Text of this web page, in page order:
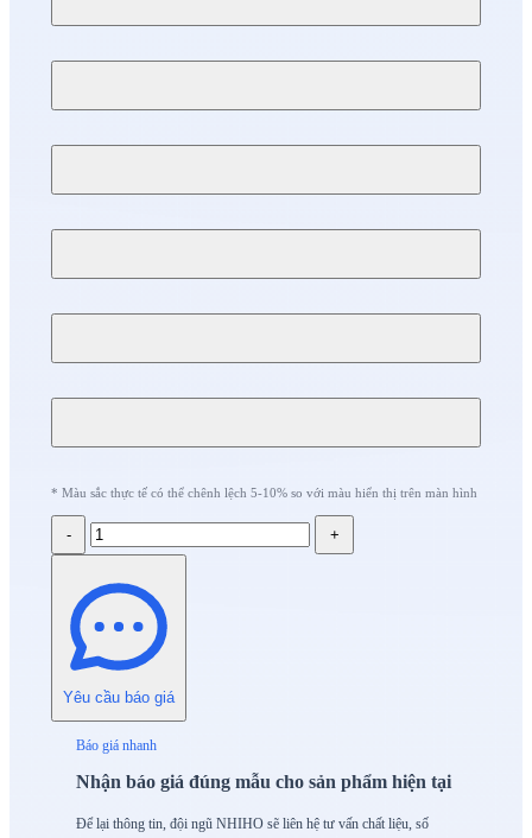
* Màu sắc thực tế có thể chênh lệch 5-10% so với màu hiển thị trên màn hình
- +
Yêu cầu báo giá
Báo giá nhanh
Nhận báo giá đúng mẫu cho sản phẩm hiện tại
Để lại thông tin, đội ngũ NHIHO sẽ liên hệ tư vấn chất liệu, số